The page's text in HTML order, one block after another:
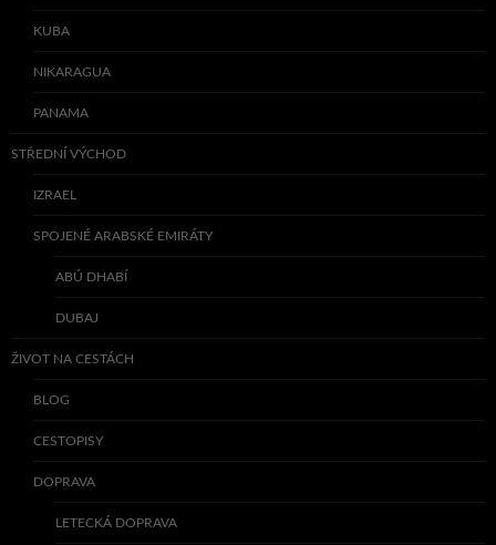
KUBA
NIKARAGUA
PANAMA
STŘEDNÍ VÝCHOD
IZRAEL
SPOJENÉ ARABSKÉ EMIRÁTY
ABÚ DHABÍ
DUBAJ
ŽIVOT NA CESTÁCH
BLOG
CESTOPISY
DOPRAVA
LETECKÁ DOPRAVA